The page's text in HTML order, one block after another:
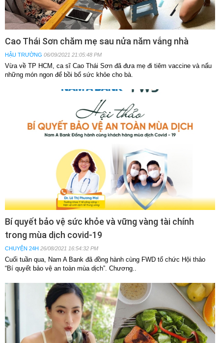
Cao Thái Sơn chăm mẹ sau nửa năm vắng nhà
HẬU TRƯỜNG 06/09/2021 21:05:48 PM
Vừa về TP HCM, ca sĩ Cao Thái Sơn đã đưa mẹ đi tiêm vaccine và nấu
những món ngon để bồi bổ sức khỏe cho bà.
Bí quyết bảo vệ sức khỏe và vững vàng tài chính
trong mùa dịch covid-19
CHUYỆN 24H 26/08/2021 16:54:32 PM
Cuối tuần qua, Nam A Bank đã đồng hành cùng FWD tổ chức Hội thảo
“Bí quyết bảo vệ an toàn mùa dịch”. Chương..